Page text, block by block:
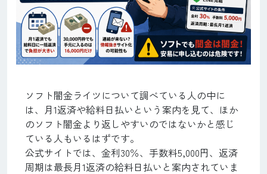
ソフト闇金ライツについて調べている人の中に
は、月1返済や給料日払いという案内を見て、ほか
のソフト闇金より返しやすいのではないかと感じ
ている人もいるはずです。
公式サイトでは、金利30％、手数料5,000円、返済
周期は最長月1返済の給料日払いと案内されていま